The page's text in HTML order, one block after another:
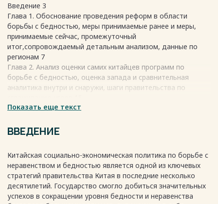
Введение 3
Глава 1. Обоснование проведения реформ в области
борьбы с бедностью, меры принимаемые ранее и меры,
принимаемые сейчас, промежуточный
итог,сопровождаемый детальным анализом, данные по
регионам 7
Глава 2. Анализ оценки самих китайцев программ по
борьбе с бедностью, оценка запада и сравнительная
аналитика внутри и снаружи, шаги правительства по
Заключение 23
Показать еще текст
ВВЕДЕНИЕ
Китайская социально-экономическая политика по борьбе с
неравенством и бедностью является одной из ключевых
стратегий правительства Китая в последние несколько
десятилетий. Государство смогло добиться значительных
успехов в сокращении уровня бедности и неравенства